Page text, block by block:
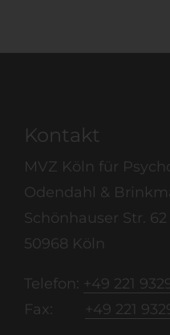
Kontakt
MVZ Köln für
Odendahl &
Schönhauser Str. 62
50968 Köln
Telefon: +49 221
Fax:
+49 221